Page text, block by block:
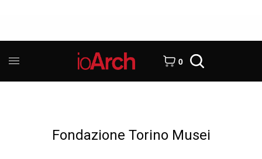
0
Fondazione Torino Musei